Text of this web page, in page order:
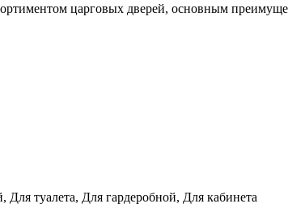
царговых дверей, основным
туалета, Для гардеробной, Для кабинета